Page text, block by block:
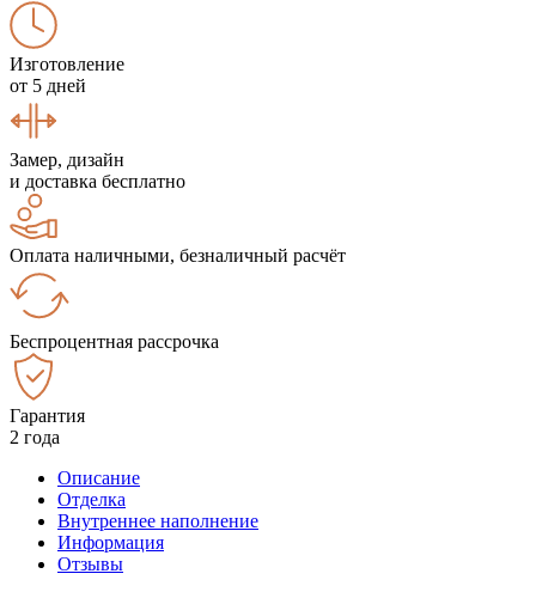
Изготовление
от 5 дней
Замер, дизайн
и доставка бесплатно
Оплата наличными, безналичный расчёт
Беспроцентная рассрочка
Гарантия
2 года
Описание
Отделка
Внутреннее наполнение
Информация
Отзывы